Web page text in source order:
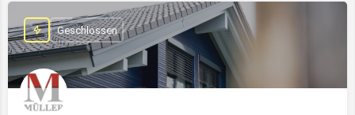
Geschlossen